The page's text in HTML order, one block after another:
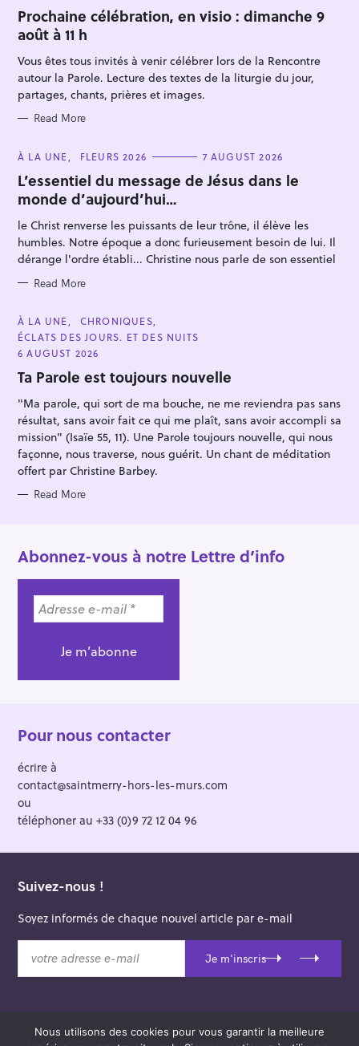
T
E
G
O
R
I
E
S
Prochaine célébration, en visio : dimanche 9
août à 11 h
Vous êtes tous invités à venir célébrer lors de la Rencontre
autour la Parole. Lecture des textes de la liturgie du jour,
partages, chants, prières et images.
Read More
C
T
E
G
O
R
I
E
S
À LA UNE FLEURS 2026 7 AUGUST 2026
L’essentiel du message de Jésus dans le
monde d’aujourd’hui…
le Christ renverse les puissants de leur trône, il élève les
humbles. Notre époque a donc furieusement besoin de lui. Il
dérange l'ordre établi... Christine nous parle de son essentiel
Read More
C
A
T
E
O
R
E
À LA UNE
CHRONIQUES
ÉCLATS DES JOURS. ET DES NUITS
6 AUGUST 2026
Ta Parole est toujours nouvelle
"Ma parole, qui sort de ma bouche, ne me reviendra pas sans
résultat, sans avoir fait ce qui me plaît, sans avoir accompli sa
mission" (Isaïe 55, 11). Une Parole toujours nouvelle, qui nous
façonne, nous traverse, nous guérit. Un chant de méditation
offert par Christine Barbey.
Read More
Abonnez-vous à notre Lettre d’info
Pour nous contacter
écrire à
contact@saintmerry-hors-les-murs.com
ou
téléphoner au +33 (0)9 72 12 04 96
Suivez-nous !
Soyez informés de chaque nouvel article par e-mail
t
Je m'inscris
e
a
r
h
f
Nous utilisons des cookies pour vous garantir la meilleure